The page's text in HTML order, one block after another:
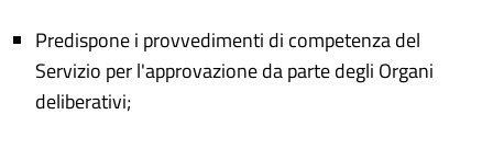
Predispone i provvedimenti di competenza del
Servizio per l'approvazione da parte degli Organi
deliberativi;